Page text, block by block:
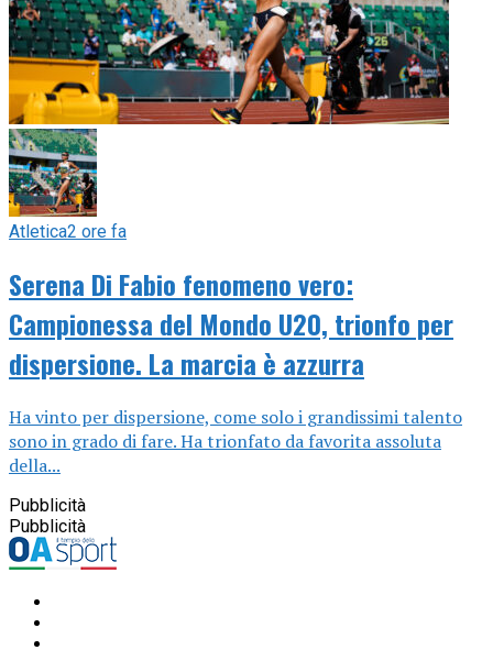
Atletica2 ore fa
Serena Di Fabio fenomeno vero:
Campionessa del Mondo U20, trionfo per
dispersione. La marcia è azzurra
Ha vinto per dispersione, come solo i grandissimi talento
sono in grado di fare. Ha trionfato da favorita assoluta
della...
Pubblicità
Pubblicità